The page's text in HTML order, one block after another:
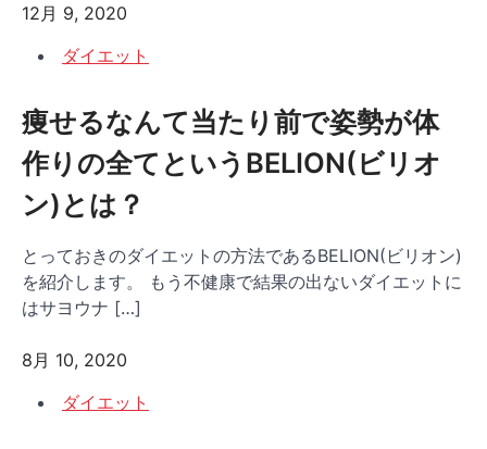
12月 9, 2020
ダイエット
痩せるなんて当たり前で姿勢が体
作りの全てというBELION(ビリオ
ン)とは？
とっておきのダイエットの方法であるBELION(ビリオン)
を紹介します。 もう不健康で結果の出ないダイエットに
はサヨウナ […]
8月 10, 2020
ダイエット